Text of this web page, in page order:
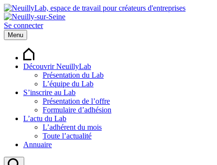
Se connecter
Menu
Découvrir NeuillyLab
Présentation du Lab
L’équipe du Lab
S’inscrire au Lab
Présentation de l’offre
Formulaire d’adhésion
L’actu du Lab
L’adhérent du mois
Toute l’actualité
Annuaire